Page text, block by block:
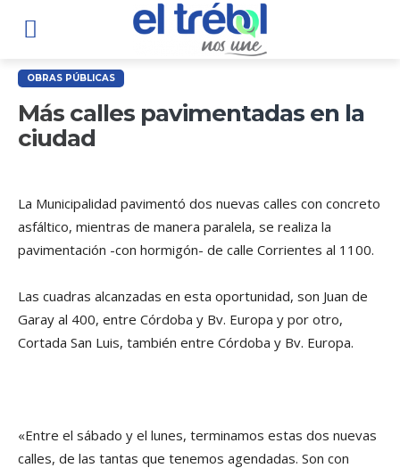
OBRAS PÚBLICAS
Más calles pavimentadas en la
ciudad
La Municipalidad pavimentó dos nuevas calles con concreto
asfáltico, mientras de manera paralela, se realiza la
pavimentación -con hormigón- de calle Corrientes al 1100.
Las cuadras alcanzadas en esta oportunidad, son Juan de
Garay al 400, entre Córdoba y Bv. Europa y por otro,
Cortada San Luis, también entre Córdoba y Bv. Europa.
«Entre el sábado y el lunes, terminamos estas dos nuevas
calles, de las tantas que tenemos agendadas. Son con